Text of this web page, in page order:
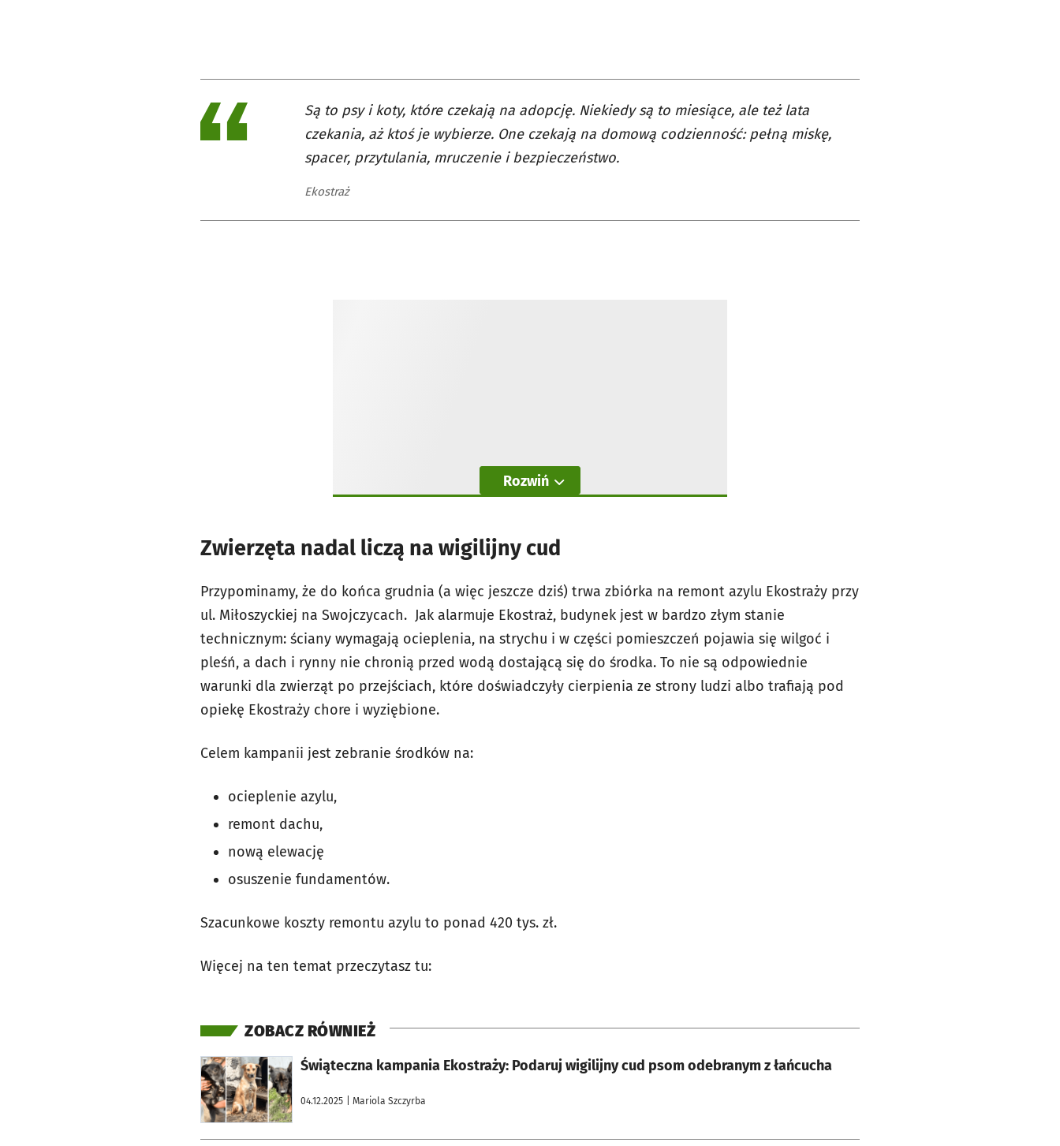
Są to psy i koty, które czekają na adopcję. Niekiedy są to miesiące, ale też lata
czekania, aż ktoś je wybierze. One czekają na domową codzienność: pełną miskę,
spacer, przytulania, mruczenie i bezpieczeństwo.
Ekostraż
Rozwiń
Zwierzęta nadal liczą na wigilijny cud
Przypominamy, że do końca grudnia (a więc jeszcze dziś) trwa zbiórka na remont azylu Ekostraży przy
ul. Miłoszyckiej na Swojczycach. Jak alarmuje Ekostraż, budynek jest w bardzo złym stanie
technicznym: ściany wymagają ocieplenia, na strychu i w części pomieszczeń pojawia się wilgoć i
pleśń, a dach i rynny nie chronią przed wodą dostającą się do środka. To nie są odpowiednie
warunki dla zwierząt po przejściach, które doświadczyły cierpienia ze strony ludzi albo trafiają pod
opiekę Ekostraży chore i wyziębione.
Celem kampanii jest zebranie środków na:
ocieplenie azylu,
remont dachu,
nową elewację
osuszenie fundamentów.
Szacunkowe koszty remontu azylu to ponad 420 tys. zł.
Więcej na ten temat przeczytasz tu:
ZOBACZ RÓWNIEŻ
Świąteczna kampania Ekostraży: Podaruj wigilijny cud psom odebranym z łańcucha
04.12.2025 | Mariola Szczyrba
otworzy się w nowej karcie